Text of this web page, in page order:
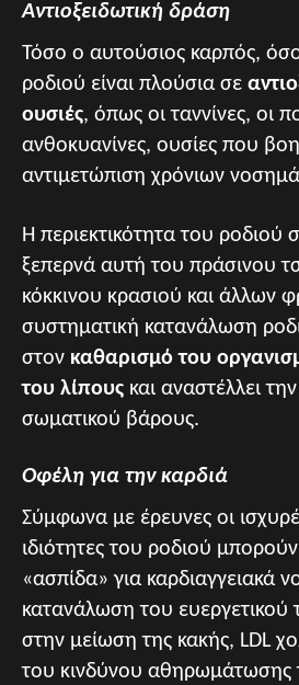
Αντιοξειδωτική δράση
Τόσο ο αυτούσιος καρπός,
ροδιού είναι πλούσια σε
ουσιές, όπως οι ταννίνες, οι
ανθοκυανίνες, ουσίες που
αντιμετώπιση χρόνιων
Η περιεκτικότητα του ροδιού
ξεπερνά αυτή του πράσινου
κόκκινου κρασιού και άλλων
συστηματική κατανάλωση
στον καθαρισμό του
του λίπους και αναστέλλει
σωματικού βάρους.
Οφέλη για την καρδιά
Σύμφωνα με έρευνες οι
ιδιότητες του ροδιού
«ασπίδα» για καρδιαγγειακά
κατανάλωση του
στην μείωση της κακής, LDL
του κινδύνου αθηρωμάτωσης